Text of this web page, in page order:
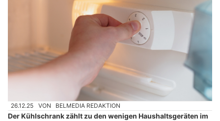
26.12.25 VON BELMEDIA REDAKTION
Der Kühlschrank zählt zu den wenigen Haushaltsgeräten im